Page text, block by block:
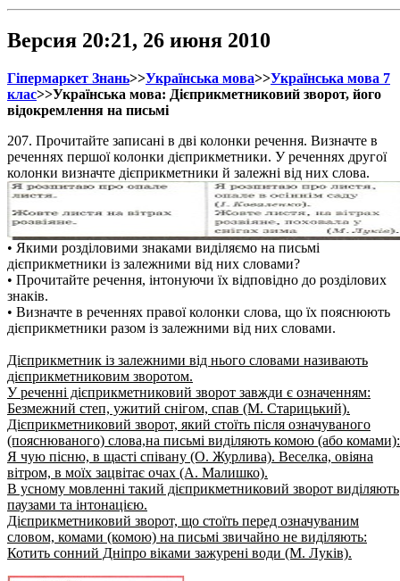
Версия 20:21, 26 июня 2010
Гіпермаркет Знань>>Українська мова>>Українська мова 7
клас>>Українська мова: Дієприкметниковий зворот, його
відокремлення на письмі
207. Прочитайте записані в дві колонки речення. Визначте в
реченнях першої колонки дієприкметники. У реченнях другої
колонки визначте дієприкметники й залежні від них слова.
• Якими розділовими знаками виділяємо на письмі
дієприкметники із залежними від них словами?
• Прочитайте речення, інтонуючи їх відповідно до розділових
знаків.
• Визначте в реченнях правої колонки слова, що їх пояснюють
дієприкметники разом із залежними від них словами.
Дієприкметник із залежними від нього словами називають
дієприкметниковим зворотом.
У реченні дієприкметниковий зворот завжди є означенням:
Безмежний степ, ужитий снігом, спав (М. Старицький).
Дієприкметниковий зворот, який стоїть після означуваного
(пояснюваного) слова,на письмі виділяють комою (або комами):
Я чую пісню, в щасті співану (О. Журлива). Веселка, овіяна
вітром, в моїх зацвітає очах (А. Малишко).
В усному мовленні такий дієприкметниковий зворот виділяють
паузами та інтонацією.
Дієприкметниковий зворот, що стоїть перед означуваним
словом, комами (комою) на письмі звичайно не виділяють:
Котить сонний Дніпро віками зажурені води (М. Луків).